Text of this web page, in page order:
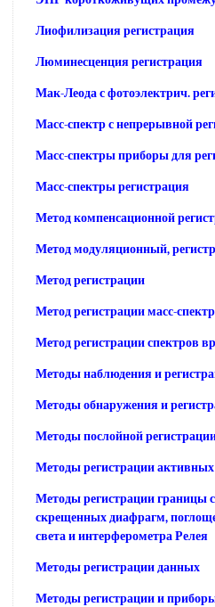
Лиофилизация регистрация
Люминесценция регистрация
Мак-Леода с фотоэлектрич.
Масс-спектр с непрерывной
Масс-спектры приборы для
Масс-спектры регистрация
Метод компенсационной
Метод модуляционный,
Метод регистрации
Метод регистрации масс-
Метод регистрации спектров
Методы наблюдения и
Методы обнаружения и
Методы послойной
Методы регистрации
Методы регистрации границы
скрещенных диафрагм,
света и интерферометра Релея
Методы регистрации данных
Методы регистрации и